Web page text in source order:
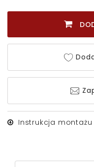
Instrukcja montażu